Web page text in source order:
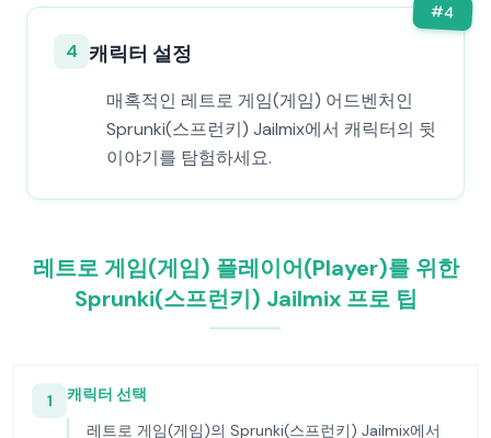
#4
4 캐릭터 설정
매혹적인 레트로 게임(게임) 어드벤처인
Sprunki(스프런키) Jailmix에서 캐릭터의 뒷
이야기를 탐험하세요.
레트로 게임(게임) 플레이어(Player)를 위한
Sprunki(스프런키) Jailmix 프로 팁
1
캐릭터 선택
레트로 게임(게임)의 Sprunki(스프런키) Jailmix에서